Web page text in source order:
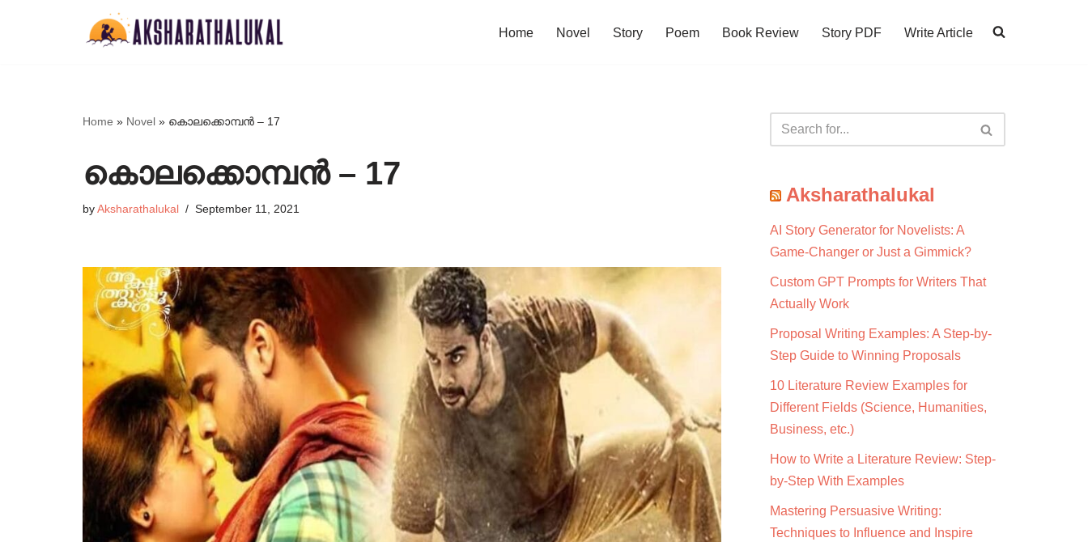
Home Novel Story Poem Book Review Story PDF Write Article
Home » Novel » കൊലക്കൊമ്പൻ – 17
കൊലക്കൊമ്പൻ – 17
byAksharathalukal September 11, 2021
Aksharathalukal
AI Story Generator for Novelists: A
Game-Changer or Just a Gimmick?
Custom GPT Prompts for Writers That
Actually Work
Proposal Writing Examples: A Step-by-
Step Guide to Winning Proposals
10 Literature Review Examples for
Different Fields (Science, Humanities,
Business, etc.)
How to Write a Literature Review: Step-
by-Step With Examples
Mastering Persuasive Writing:
Techniques to Influence and Inspire